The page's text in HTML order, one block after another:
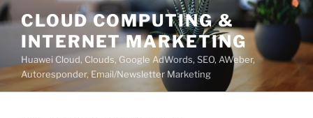
Lompat
ke
konten
CLOUD COMPUTING &
INTERNET MARKETING
Huawei Cloud, Clouds, Google AdWords, SEO, AWeber,
Autoresponder, Email/Newsletter Marketing